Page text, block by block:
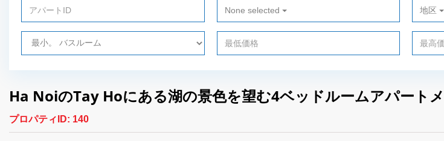
None selected 地区
Ha NoiのTay Hoにある湖の景色を望む4ベッドルームアパート
プロパティID: 140